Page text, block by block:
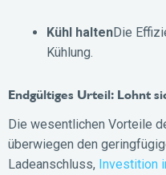
Kühl haltenDie
Kühlung.
Endgültiges Urteil: Lohnt
Die wesentlichen Vorteile
überwiegen den
Ladeanschluss, Investition